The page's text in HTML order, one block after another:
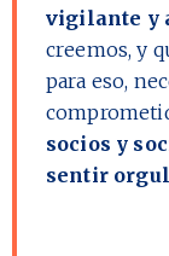
vigilante y
creemos, y
para eso,
socios y
sentir